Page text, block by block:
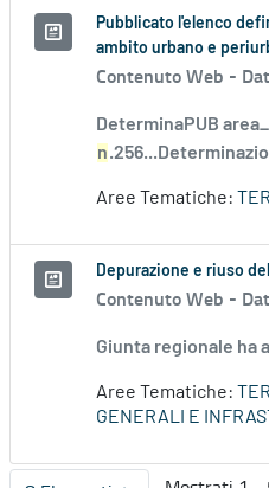
Pubblicato l'elenco
ambito urbano e
Contenuto Web -
DeterminaPUB
n
Aree Tematiche:
Depurazione e riuso
Contenuto Web -
Giunta regionale ha
Aree Tematiche:
GENERALI E